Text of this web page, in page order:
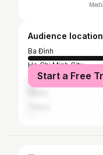
Audience
Ba Đình
Ho Chi Minh City
Lai Châu
Start a Free